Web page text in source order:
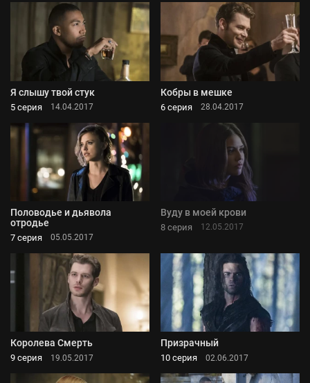
Я слышу твой стук
5 серия 14.04.2017
Кобры в мешке
6 серия 28.04.2017
Половодье и дьявола
отродье
7 серия 05.05.2017
Вуду в моей крови
8 серия 12.05.2017
Королева Смерть
9 серия 19.05.2017
Призрачный
10 серия 02.06.2017